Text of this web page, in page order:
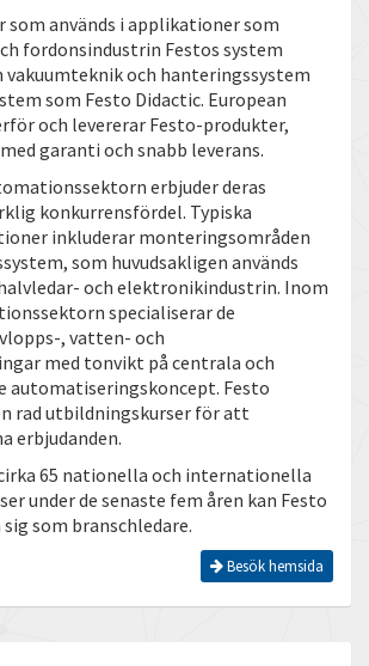
som används i applikationer som
fordonsindustrin Festos system
vakuumteknik och hanteringssystem
som Festo Didactic. European
och levererar Festo-produkter,
garanti och snabb leverans.
erbjuder deras
konkurrensfördel. Typiska
inkluderar monteringsområden
som huvudsakligen används
och elektronikindustrin. Inom
specialiserar de
, vatten- och
med tonvikt på centrala och
automatiseringskoncept. Festo
rad utbildningskurser för att
erbjudanden.
65 nationella och internationella
under de senaste fem åren kan Festo
som branschledare.
Besök hemsida